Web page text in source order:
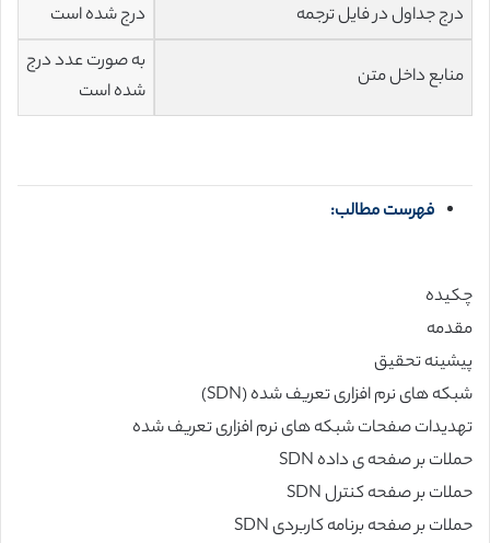
درج جداول در فایل ترجمه
درج شده است
منابع داخل متن
به صورت عدد درج
شده است
فهرست مطالب:
چکیده
مقدمه
پیشینه تحقیق
شبکه های نرم افزاری تعریف شده (SDN)
تهدیدات صفحات شبکه های نرم افزاری تعریف شده
حملات بر صفحه ی داده SDN
حملات بر صفحه کنترل SDN
حملات بر صفحه برنامه کاربردی SDN